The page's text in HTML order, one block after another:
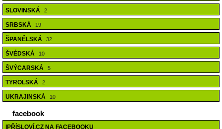
SLOVINSKÁ 2
SRBSKÁ 19
ŠPANĚLSKÁ 32
ŠVÉDSKÁ 10
ŠVÝCARSKÁ 5
TYROLSKÁ 2
UKRAJINSKÁ 10
facebook
IPŘÍSLOVÍ.CZ NA FACEBOOKU